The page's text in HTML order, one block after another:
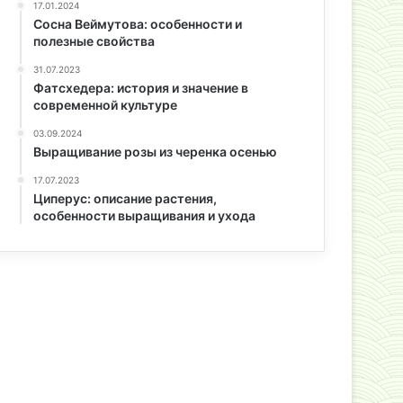
17.01.2024
Сосна Веймутова: особенности и
полезные свойства
31.07.2023
Фатсхедера: история и значение в
современной культуре
03.09.2024
Выращивание розы из черенка осенью
17.07.2023
Циперус: описание растения,
особенности выращивания и ухода